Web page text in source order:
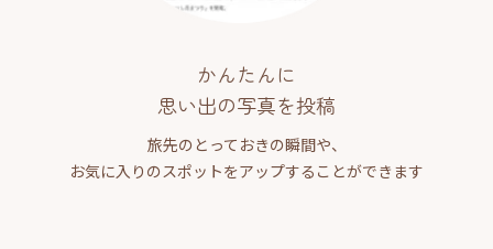
かんたんに
思い出の写真を投稿
旅先のとっておきの瞬間や、
お気に入りのスポットをアップすることができます